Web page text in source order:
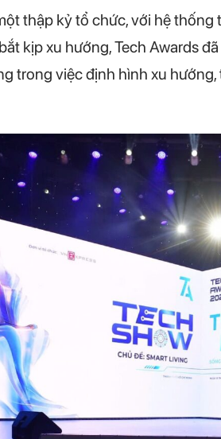
thập kỷ tổ chức, với hệ
kịp xu hướng, Tech Awards
trong việc định hình xu